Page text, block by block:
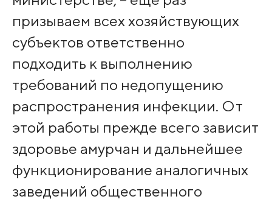
призываем всех хозяйствующих
субъектов ответственно
подходить к выполнению
требований по недопущению
распространения инфекции. От
этой работы прежде всего зависит
здоровье амурчан и дальнейшее
функционирование аналогичных
заведений общественного